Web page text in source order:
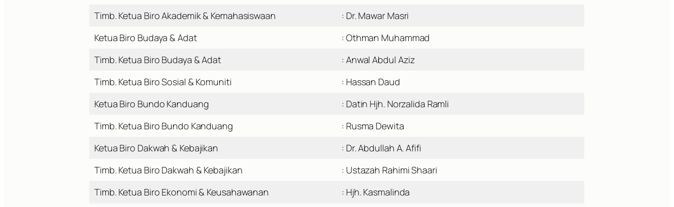
Timb. Ketua Biro Akademik & Kemahasiswaan
: Dr. Mawar Masri
Ketua Biro Budaya & Adat
: Othman Muhammad
Timb. Ketua Biro Budaya & Adat
: Anwal Abdul Aziz
Timb. Ketua Biro Sosial & Komuniti
: Hassan Daud
Ketua Biro Bundo Kanduang
: Datin Hjh. Norzalida Ramli
Timb. Ketua Biro Bundo Kanduang
: Rusma Dewita
Ketua Biro Dakwah & Kebajikan
: Dr. Abdullah A. Afifi
Timb. Ketua Biro Dakwah & Kebajikan
: Ustazah Rahimi Shaari
Timb. Ketua Biro Ekonomi & Keusahawanan
: Hjh. Kasmalinda